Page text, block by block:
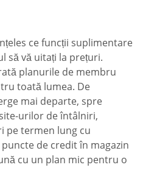
ce funcții suplimentare
să vă uitați la prețuri.
planurile de membru
toată lumea. De
mai departe, spre
urilor de întâlniri,
pe termen lung cu
de credit în magazin
cu un plan mic pentru o